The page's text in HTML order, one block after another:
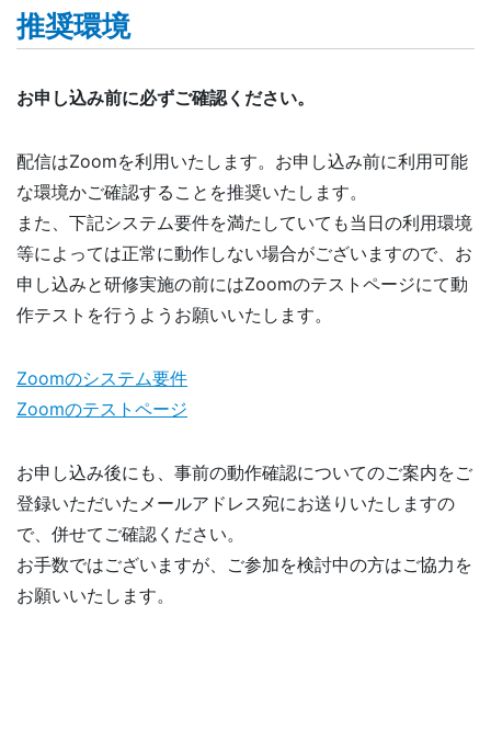
推奨環境
お申し込み前に必ずご確認ください。
配信はZoomを利用いたします。お申し込み前に利用可能
な環境かご確認することを推奨いたします。
また、下記システム要件を満たしていても当日の利用環境
等によっては正常に動作しない場合がございますので、お
申し込みと研修実施の前にはZoomのテストページにて動
作テストを行うようお願いいたします。
Zoomのシステム要件
Zoomのテストページ
お申し込み後にも、事前の動作確認についてのご案内をご
登録いただいたメールアドレス宛にお送りいたしますの
で、併せてご確認ください。
お手数ではございますが、ご参加を検討中の方はご協力を
お願いいたします。